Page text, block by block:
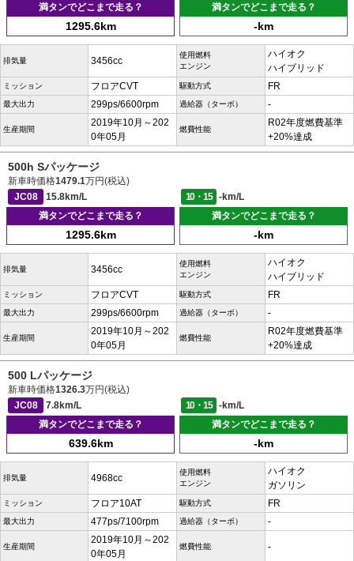
満タンでどこまで走る？
1295.6km
満タンでどこまで走る？
-km
排気量 3456cc
使用燃料
エンジン
ハイオク
ハイブリッド
ミッション フロアCVT 駆動方式 FR
最大出力 299ps/6600rpm 過給器（ターボ） -
生産期間
2019年10月～202
0年05月
燃費性能
R02年度燃費基準
+20%達成
500h Sパッケージ
新車時価格1479.1万円(税込)
JC08
15.8km/L 10・15
-km/L
満タンでどこまで走る？
1295.6km
満タンでどこまで走る？
-km
排気量 3456cc
使用燃料
エンジン
ハイオク
ハイブリッド
ミッション フロアCVT 駆動方式 FR
最大出力 299ps/6600rpm 過給器（ターボ） -
生産期間
2019年10月～202
0年05月
燃費性能
R02年度燃費基準
+20%達成
500 Lパッケージ
新車時価格1326.3万円(税込)
JC08
7.8km/L 10・15
-km/L
満タンでどこまで走る？
639.6km
満タンでどこまで走る？
-km
排気量 4968cc
使用燃料
エンジン
ハイオク
ガソリン
ミッション フロア10AT 駆動方式 FR
最大出力 477ps/7100rpm 過給器（ターボ） -
生産期間
2019年10月～202
0年05月
燃費性能 -